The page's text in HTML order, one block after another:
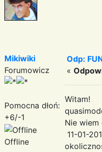
Mikiwiki
Forumowicz
Pomocna dłoń:
+6/-1
Offline
Odp:
«
Witam!
Nie
11-01-